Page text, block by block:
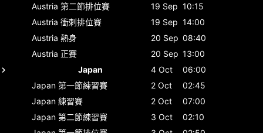
Austria 第二節排位賽 19 Sep 10:15
Austria 衝刺排位賽 19 Sep 14:00
Austria 熱身 20 Sep 08:40
Austria 正賽 20 Sep 13:00
Japan
4 Oct
06:00
Japan 第一節練習賽 2 Oct
02:45
Japan 練習賽 2 Oct
07:00
Japan 第二節練習賽 3 Oct
02:10